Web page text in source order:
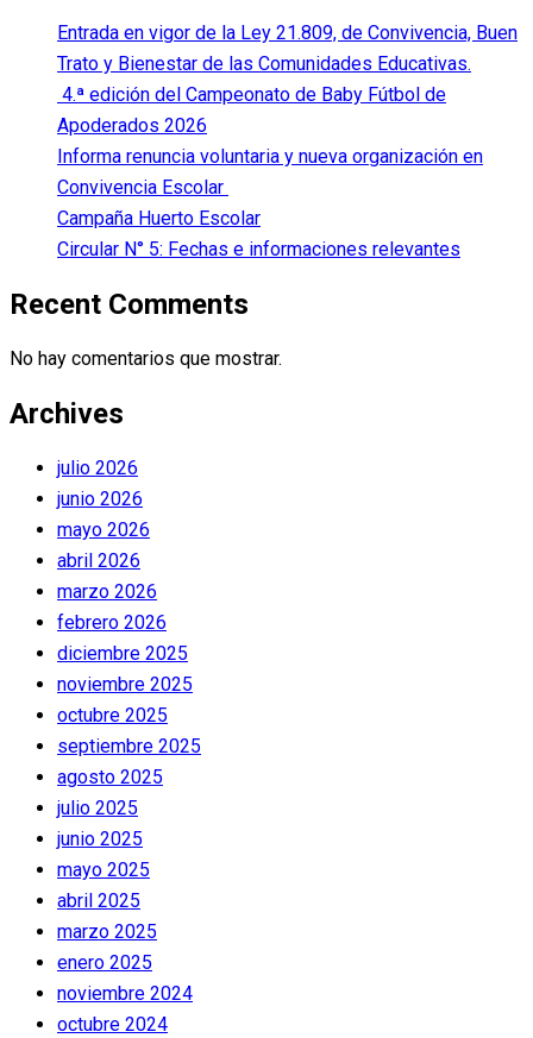
Entrada en vigor de la Ley 21.809, de Convivencia, Buen
Trato y Bienestar de las Comunidades Educativas.
4.ª edición del Campeonato de Baby Fútbol de
Apoderados 2026
Informa renuncia voluntaria y nueva organización en
Convivencia Escolar
Campaña Huerto Escolar
Circular N° 5: Fechas e informaciones relevantes
Recent Comments
No hay comentarios que mostrar.
Archives
julio 2026
junio 2026
mayo 2026
abril 2026
marzo 2026
febrero 2026
diciembre 2025
noviembre 2025
octubre 2025
septiembre 2025
agosto 2025
julio 2025
junio 2025
mayo 2025
abril 2025
marzo 2025
enero 2025
noviembre 2024
octubre 2024